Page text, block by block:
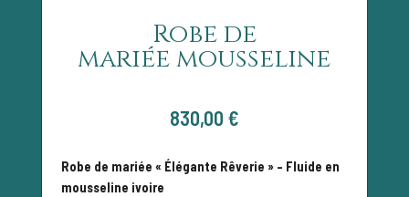
Robe de
mariée mousseline
830,00 €
Robe de mariée « Élégante Rêverie » – Fluide en
mousseline ivoire